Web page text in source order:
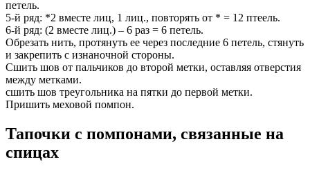
петель.
5-й ряд: *2 вместе лиц, 1 лиц., повторять от * = 12 птеель.
6-й ряд: (2 вместе лиц.) – 6 раз = 6 петель.
Обрезать нить, протянуть ее через последние 6 петель, стянуть
и закрепить с изнаночной стороны.
Сшить шов от пальчиков до второй метки, оставляя отверстия
между метками.
сшить шов треугольника на пятки до первой метки.
Пришить меховой помпон.
Тапочки с помпонами, связанные на
спицах